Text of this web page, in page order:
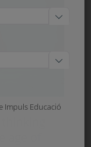


Impuls Educació